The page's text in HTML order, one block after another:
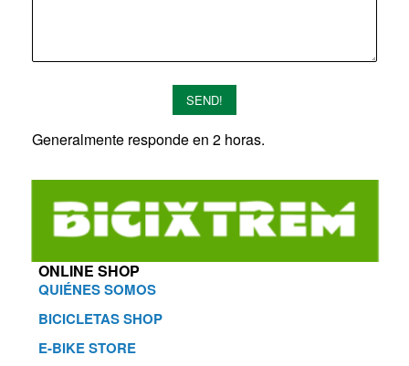
SEND!
Generalmente responde en 2 horas.
ONLINE SHOP
QUIÉNES SOMOS
BICICLETAS SHOP
E-BIKE STORE